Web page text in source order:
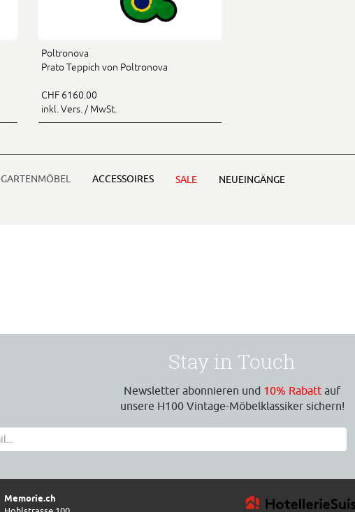
Poltronova
Prato Teppich von Poltronova
CHF 6160.00
inkl. Vers. / MwSt.
GARTENMÖBEL ACCESSOIRES SALE NEUEINGÄNGE
Stay in Touch
Newsletter abonnieren und 10% Rabatt auf
unsere H100 Vintage-Möbelklassiker sichern!
Memorie.ch